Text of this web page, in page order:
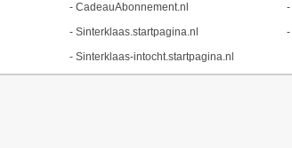
- CadeauAbonnement.nl -
- Sinterklaas.startpagina.nl -
- Sinterklaas-intocht.startpagina.nl